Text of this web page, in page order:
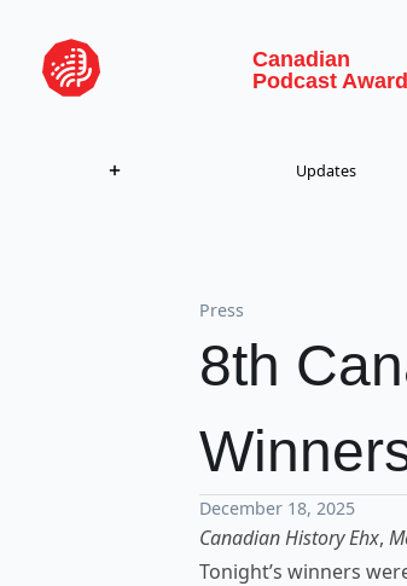
Canadian
Podcast
Updates
Press
8th
December 18, 2025
Canadian History Ehx,
Tonight’s winners